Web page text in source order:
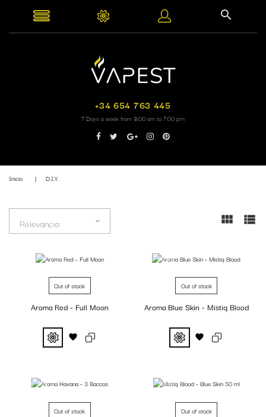
+34 654 763 445
7 Days a week from 9:00 am to 7:00 pm
Inicio D.I.Y.
Relevancia
Fuera de stock
Out of stock
Aroma Red - Full Moon
Fuera de stock
Out of stock
Aroma Blue Skin - Mistiq Blood
Fuera de stock
Out of stock
Fuera de stock
Out of stock